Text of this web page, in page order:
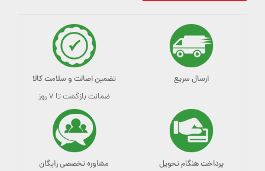
ارسال سریع تضمین اصالت و سلامت کالا
ضمانت بازگشت تا ۷ روز
پرداخت هنگام تحویل مشاوره تخصصی رایگان